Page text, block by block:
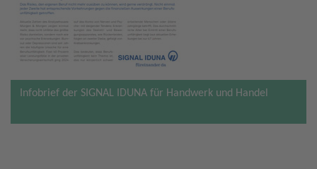
Infobrief der SIGNAL IDUNA für Handwerk und Handel